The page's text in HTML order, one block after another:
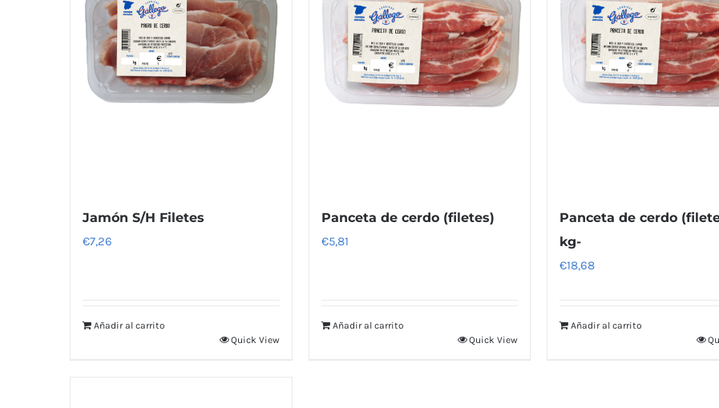
Jamón S/H Filetes
€7,26
Añadir al carrito
Quick View
Panceta de cerdo (filetes)
€5,81
Añadir al carrito
Quick View
Panceta de cerdo
kg-
€18,68
Añadir al carrito